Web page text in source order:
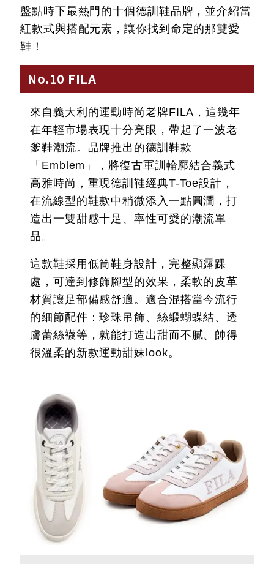
盤點時下最熱門的十個德訓鞋品牌，並介紹當
紅款式與搭配元素，讓你找到命定的那雙愛
鞋！
No.10 FILA
來自義大利的運動時尚老牌FILA，這幾年
在年輕市場表現十分亮眼，帶起了一波老
爹鞋潮流。品牌推出的德訓鞋款
「Emblem」，將復古軍訓輪廓結合義式
高雅時尚，重現德訓鞋經典T-Toe設計，
在流線型的鞋款中稍微添入一點圓潤，打
造出一雙甜感十足、率性可愛的潮流單
品。
這款鞋採用低筒鞋身設計，完整顯露踝
處，可達到修飾腳型的效果，柔軟的皮革
材質讓足部備感舒適。適合混搭當今流行
的細節配件：珍珠吊飾、絲緞蝴蝶結、透
膚蕾絲襪等，就能打造出甜而不膩、帥得
很溫柔的新款運動甜妹look。